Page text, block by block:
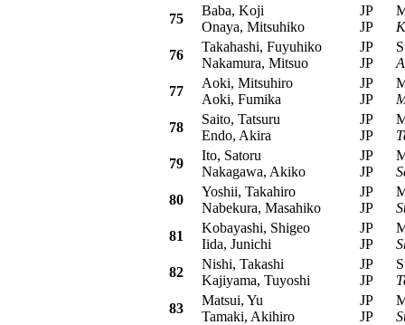
75
Baba, Koji
Onaya, Mitsuhiko
JP
JP
76
Takahashi, Fuyuhiko
Nakamura, Mitsuo
JP
JP
77
Aoki, Mitsuhiro
Aoki, Fumika
JP
JP
78
Saito, Tatsuru
Endo, Akira
JP
JP
79
Ito, Satoru
Nakagawa, Akiko
JP
JP
80
Yoshii, Takahiro
Nabekura, Masahiko
JP
JP
81
Kobayashi, Shigeo
Iida, Junichi
JP
JP
82
Nishi, Takashi
Kajiyama, Tuyoshi
JP
JP
83
Matsui, Yu
Tamaki, Akihiro
JP
JP